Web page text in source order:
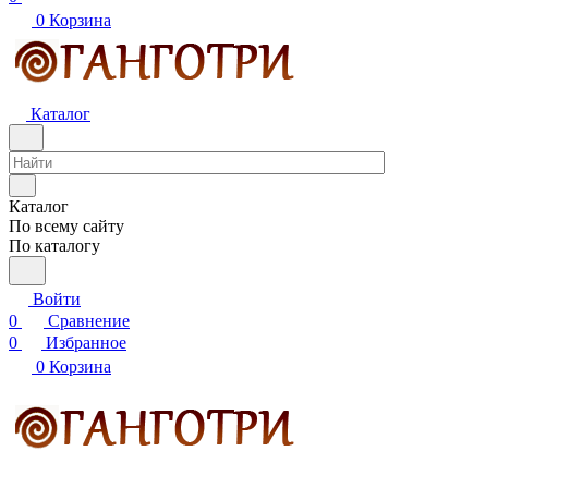
0 Корзина
Каталог
Каталог
По всему сайту
По каталогу
Войти
0
Сравнение
0
Избранное
0 Корзина